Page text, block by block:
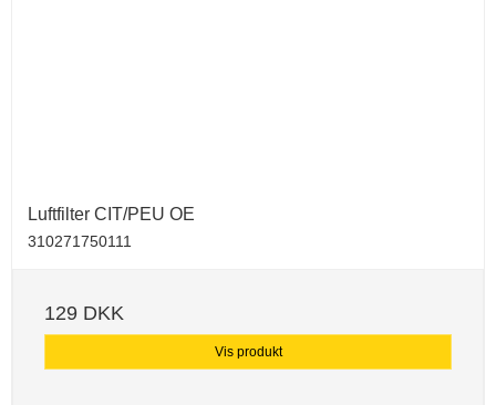
Luftfilter CIT/PEU OE
310271750111
129 DKK
Vis produkt